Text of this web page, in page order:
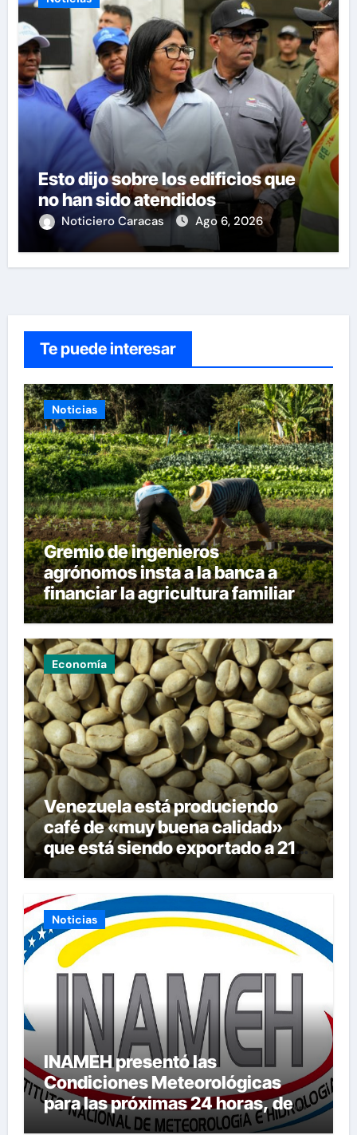
Esto dijo sobre los edificios que
no han sido atendidos
Noticiero Caracas Ago 6, 2026
Te puede interesar
Noticias
Gremio de ingenieros
agrónomos insta a la banca a
financiar la agricultura familiar
Economía
Venezuela está produciendo
café de «muy buena calidad»
que está siendo exportado a 21
países
Noticias
INAMEH presentó las
Condiciones Meteorológicas
para las próximas 24 horas, de
este jueves 6 de agosto 2026